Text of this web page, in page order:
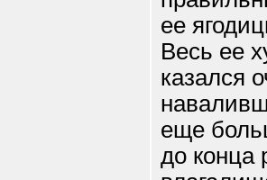
ее
Весь ее
казался
еще
до конца